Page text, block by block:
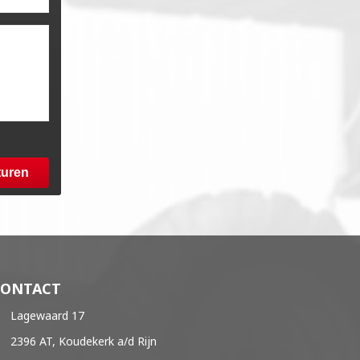
Lagewaard 17
2396 AT, Koudekerk a/d Rijn